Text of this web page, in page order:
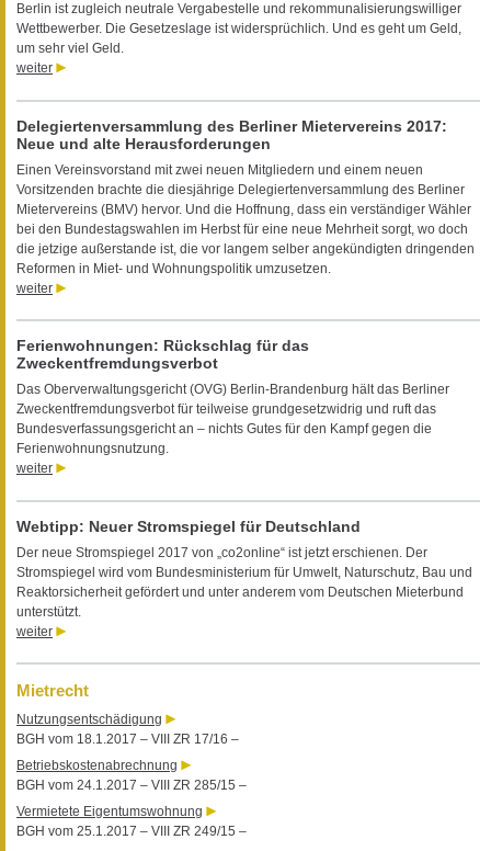
Berlin ist zugleich neutrale Vergabestelle und rekommunalisierungswilliger
Wettbewerber. Die Gesetzeslage ist widersprüchlich. Und es geht um Geld,
um sehr viel Geld.
weiter
Delegiertenversammlung des Berliner Mietervereins 2017:
Neue und alte Herausforderungen
Einen Vereinsvorstand mit zwei neuen Mitgliedern und einem neuen
Vorsitzenden brachte die diesjährige Delegiertenversammlung des Berliner
Mietervereins (BMV) hervor. Und die Hoffnung, dass ein verständiger Wähler
bei den Bundestagswahlen im Herbst für eine neue Mehrheit sorgt, wo doch
die jetzige außerstande ist, die vor langem selber angekündigten dringenden
Reformen in Miet- und Wohnungspolitik umzusetzen.
weiter
Ferienwohnungen: Rückschlag für das
Zweckentfremdungsverbot
Das Oberverwaltungsgericht (OVG) Berlin-Brandenburg hält das Berliner
Zweckentfremdungsverbot für teilweise grundgesetzwidrig und ruft das
Bundesverfassungsgericht an – nichts Gutes für den Kampf gegen die
Ferienwohnungsnutzung.
weiter
Webtipp: Neuer Stromspiegel für Deutschland
Der neue Stromspiegel 2017 von „co2online“ ist jetzt erschienen. Der
Stromspiegel wird vom Bundesministerium für Umwelt, Naturschutz, Bau und
Reaktorsicherheit gefördert und unter anderem vom Deutschen Mieterbund
unterstützt.
weiter
Mietrecht
Nutzungsentschädigung
BGH vom 18.1.2017 – VIII ZR 17/16 –
Betriebskostenabrechnung
BGH vom 24.1.2017 – VIII ZR 285/15 –
Vermietete Eigentumswohnung
BGH vom 25.1.2017 – VIII ZR 249/15 –